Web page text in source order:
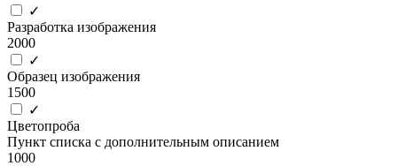
✓
Разработка изображения
2000
✓
Образец изображения
1500
✓
Цветопроба
Пункт списка с дополнительным описанием
1000